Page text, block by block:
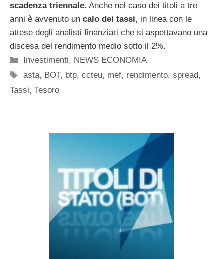
scadenza triennale. Anche nel caso dei titoli a tre
anni è avvenuto un calo dei tassi, in linea con le
attese degli analisti finanziari che si aspettavano una
discesa del rendimento medio sotto il 2%.
Categorie
Investimenti, NEWS ECONOMIA
Tag
asta, BOT, btp,ccteu, mef, rendimento,spread,
Tassi, Tesoro